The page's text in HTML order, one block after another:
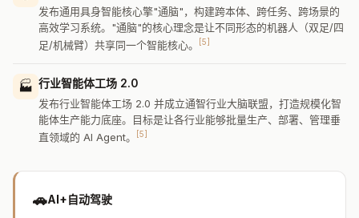
发布通用具身智能核心擎"通脑"，构建跨本体、跨任务、跨场景的
高效学习系统。"通脑"的核心理念是让不同形态的机器人（双足/四
足/机械臂）共享同一个智能核心。
[5]
🏭 行业智能体工场 2.0
发布行业智能体工场 2.0 并成立通智行业大脑联盟，打造规模化智
能体生产能力底座。目标是让各行业能够批量生产、部署、管理垂
直领域的 AI Agent。
[5]
🚗AI+自动驾驶